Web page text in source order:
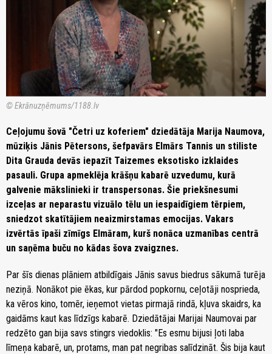
© Ekrānuzņēmums/1188.lv
Ceļojumu šovā "Četri uz koferiem" dziedātāja Marija Naumova,
mūziķis Jānis Pētersons, šefpavārs Elmārs Tannis un stiliste
Dita Grauda devās iepazīt Taizemes eksotisko izklaides
pasauli. Grupa apmeklēja krāšņu kabarē uzvedumu, kurā
galvenie mākslinieki ir transpersonas. Šie priekšnesumi
izceļas ar neparastu vizuālo tēlu un iespaidīgiem tērpiem,
sniedzot skatītājiem neaizmirstamas emocijas. Vakars
izvērtās īpaši zīmīgs Elmāram, kurš nonāca uzmanības centrā
un saņēma buču no kādas šova zvaigznes.
Par šīs dienas plāniem atbildīgais Jānis savus biedrus sākumā turēja
neziņā. Nonākot pie ēkas, kur pārdod popkornu, ceļotāji nosprieda,
ka vēros kino, tomēr, ieņemot vietas pirmajā rindā, kļuva skaidrs, ka
gaidāms kaut kas līdzīgs kabarē. Dziedātājai Marijai Naumovai par
redzēto gan bija savs stingrs viedoklis: "Es esmu bijusi ļoti laba
līmeņa kabarē, un, protams, man pat negribas salīdzināt. Šis bija kaut